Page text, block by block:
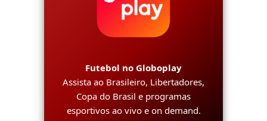
Futebol no Globoplay
Assista ao Brasileiro, Libertadores,
Copa do Brasil e programas
esportivos ao vivo e on demand.